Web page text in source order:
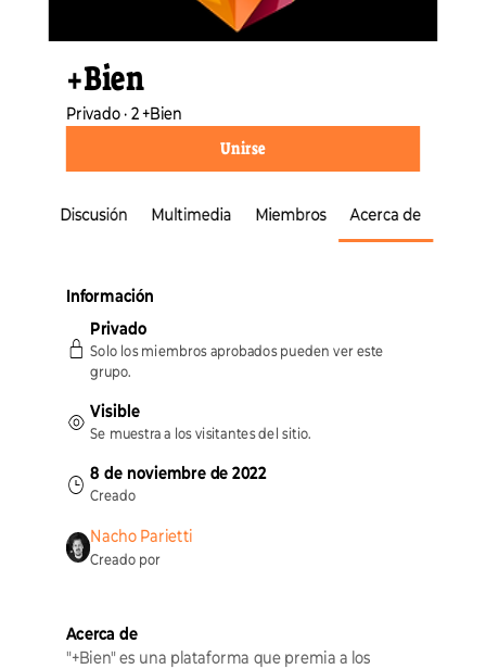
+Bien
Privado · 2 +Bien
Unirse
Discusión Multimedia Miembros Acerca de
Información
Privado
Solo los miembros aprobados pueden ver este
grupo.
Visible
Se muestra a los visitantes del sitio.
8 de noviembre de 2022
Creado
Nacho Parietti
Creado por
Acerca de
"+Bien" es una plataforma que premia a los